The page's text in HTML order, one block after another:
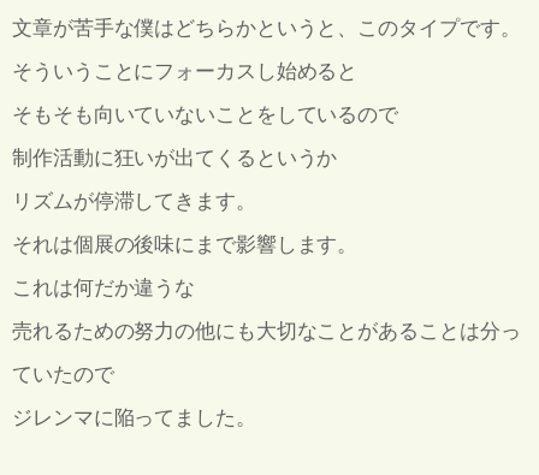
文章が苦手な僕はどちらかというと、このタイプです。
そういうことにフォーカスし始めると
そもそも向いていないことをしているので
制作活動に狂いが出てくるというか
リズムが停滞してきます。
それは個展の後味にまで影響します。
これは何だか違うな
売れるための努力の他にも大切なことがあることは分っ
ていたので
ジレンマに陥ってました。